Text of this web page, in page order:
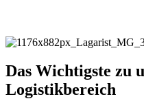
Das Wichtigste zu
Logistikbereich